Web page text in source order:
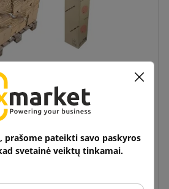
TubeBox T40 su atspaudu
2,03 € su PVM
Į krepšelį
prašome pateikti savo paskyros
svetainė veiktų tinkamai.